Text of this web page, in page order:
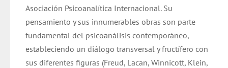
Asociación Psicoanalítica Internacional. Su
pensamiento y sus innumerables obras son parte
fundamental del psicoanálisis contemporáneo,
estableciendo un diálogo transversal y fructífero con
sus diferentes figuras (Freud, Lacan, Winnicott, Klein,